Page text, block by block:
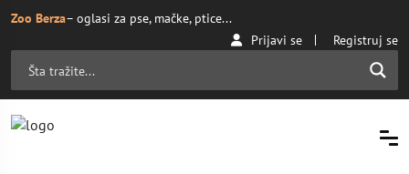
Zoo Berza– oglasi za pse, mačke, ptice...
Prijavi se
Registruj se